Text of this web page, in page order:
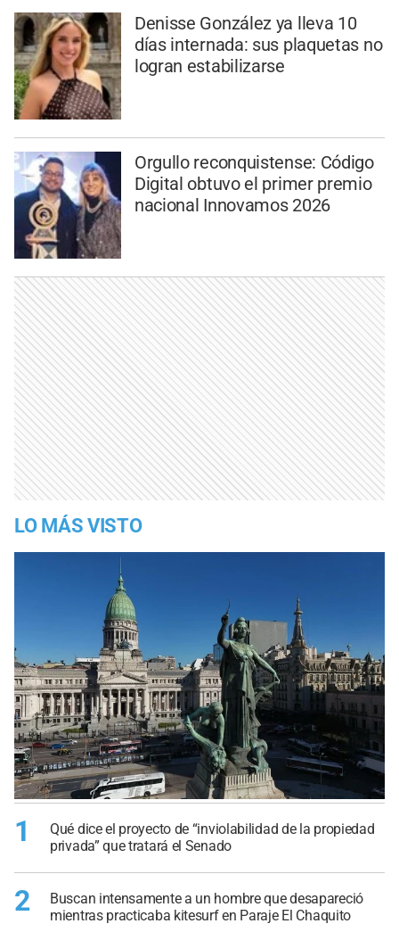
Denisse González ya lleva 10
días internada: sus plaquetas no
logran estabilizarse
Orgullo reconquistense: Código
Digital obtuvo el primer premio
nacional Innovamos 2026
LO MÁS VISTO
1
Qué dice el proyecto de “inviolabilidad de la propiedad
privada” que tratará el Senado
2
Buscan intensamente a un hombre que desapareció
mientras practicaba kitesurf en Paraje El Chaquito